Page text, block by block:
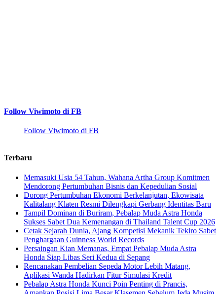
Follow Viwimoto di FB
Follow Viwimoto di FB
Terbaru
Memasuki Usia 54 Tahun, Wahana Artha Group Komitmen
Mendorong Pertumbuhan Bisnis dan Kepedulian Sosial
Dorong Pertumbuhan Ekonomi Berkelanjutan, Ekowisata
Kalitalang Klaten Resmi Dilengkapi Gerbang Identitas Baru
Tampil Dominan di Buriram, Pebalap Muda Astra Honda
Sukses Sabet Dua Kemenangan di Thailand Talent Cup 2026
Cetak Sejarah Dunia, Ajang Kompetisi Mekanik Tekiro Sabet
Penghargaan Guinness World Records
Persaingan Kian Memanas, Empat Pebalap Muda Astra
Honda Siap Libas Seri Kedua di Sepang
Rencanakan Pembelian Sepeda Motor Lebih Matang,
Aplikasi Wanda Hadirkan Fitur Simulasi Kredit
Pebalap Astra Honda Kunci Poin Penting di Prancis,